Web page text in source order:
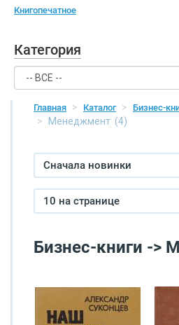
Книгопечатное
Категория
Главная Каталог Бизнес-
Менеджмент (4)
Сначала новинки
10 на странице
Бизнес-книги ->